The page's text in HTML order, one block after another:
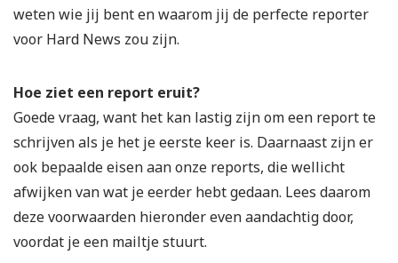
weten wie jij bent en waarom jij de perfecte reporter
voor Hard News zou zijn.
Hoe ziet een report eruit?
Goede vraag, want het kan lastig zijn om een report te
schrijven als je het je eerste keer is. Daarnaast zijn er
ook bepaalde eisen aan onze reports, die wellicht
afwijken van wat je eerder hebt gedaan. Lees daarom
deze voorwaarden hieronder even aandachtig door,
voordat je een mailtje stuurt.